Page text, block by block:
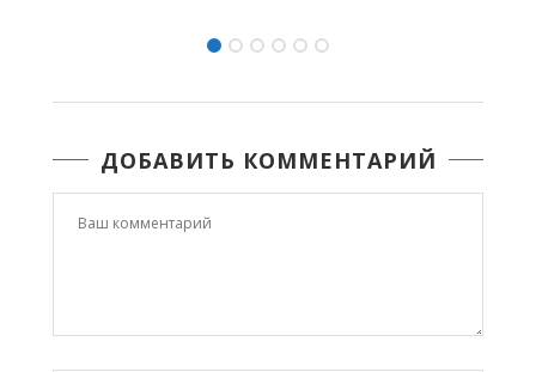
ДОБАВИТЬ КОММЕНТАРИЙ